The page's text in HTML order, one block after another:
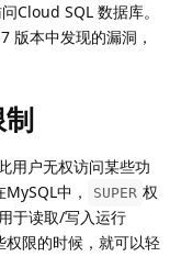
Cloud SQL 数据库。
版本中发现的漏洞，
用户无权访问某些功
中， SUPER 权
于读取/写入运行
限的时候，就可以轻